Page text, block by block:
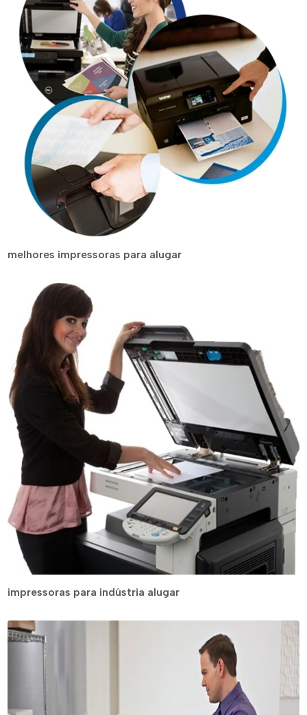
melhores impressoras para alugar
impressoras para indústria alugar